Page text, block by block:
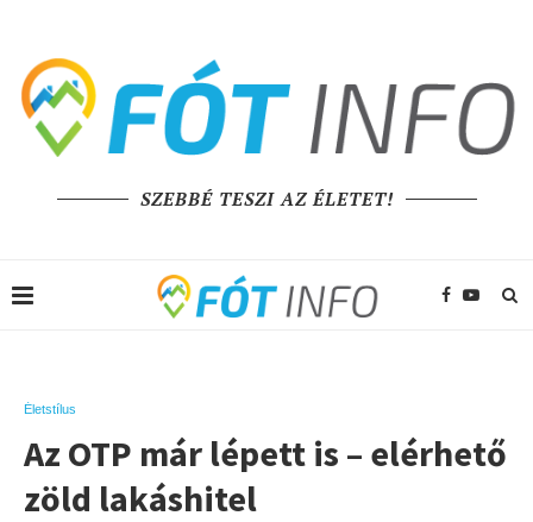
SZEBBÉ TESZI AZ ÉLETET!
Életstílus
Az OTP már lépett is – elérhető
zöld lakáshitel